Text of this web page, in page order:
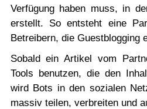
Verfügung haben muss, in
erstellt. So entsteht eine
Betreibern, die Guestblogging
Sobald ein Artikel vom
Tools benutzen, die den
wird Bots in den sozialen
massiv teilen, verbreiten und